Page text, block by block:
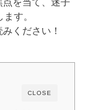
す。
ください！
CLOSE